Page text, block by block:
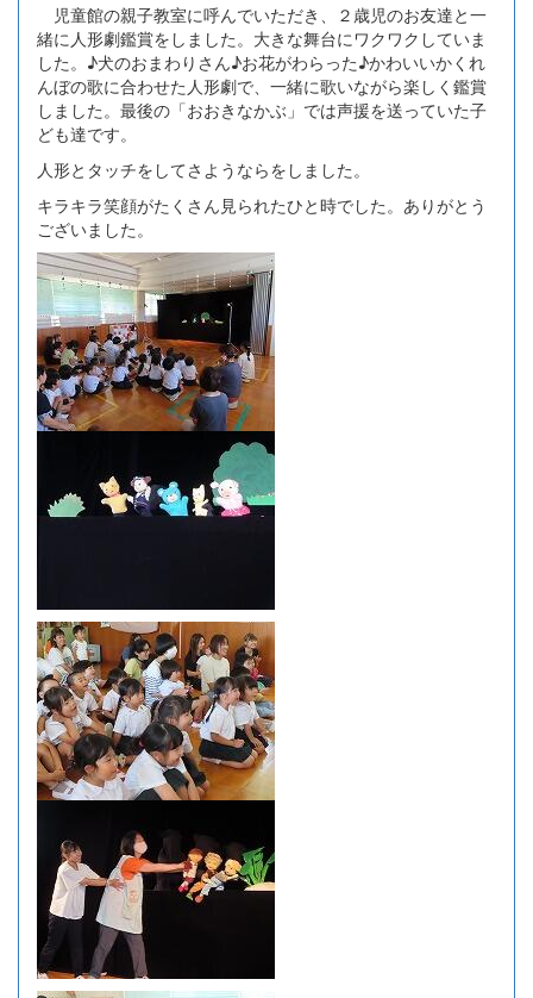
児童館の親子教室に呼んでいただき、２歳児のお友達と一
緒に人形劇鑑賞をしました。大きな舞台にワクワクしていま
した。♪犬のおまわりさん♪お花がわらった♪かわいいかくれ
んぼの歌に合わせた人形劇で、一緒に歌いながら楽しく鑑賞
しました。最後の「おおきなかぶ」では声援を送っていた子
ども達です。
人形とタッチをしてさようならをしました。
キラキラ笑顔がたくさん見られたひと時でした。ありがとう
ございました。